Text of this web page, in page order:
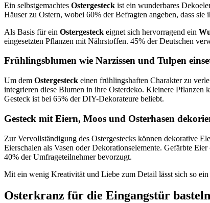
Ein selbstgemachtes Ostergesteck ist ein wunderbares
Häuser zu Ostern, wobei 60% der Befragten angeben, dass sie
Als Basis für ein Ostergesteck eignet sich hervorragend ein
eingesetzten Pflanzen mit Nährstoffen. 45% der Deutschen
Frühlingsblumen wie Narzissen und Tulpen
Um dem Ostergesteck einen frühlingshaften Charakter zu
integrieren diese Blumen in ihre Osterdeko. Kleinere Pflanzen
Gesteck ist bei 65% der DIY-Dekorateure beliebt.
Gesteck mit Eiern, Moos und Osterhasen
Zur Vervollständigung des Ostergestecks können dekorative
Eierschalen als Vasen oder Dekorationselemente. Gefärbte
40% der Umfrageteilnehmer bevorzugt.
Mit ein wenig Kreativität und Liebe zum Detail lässt sich so
Osterkranz für die Eingangstür basteln